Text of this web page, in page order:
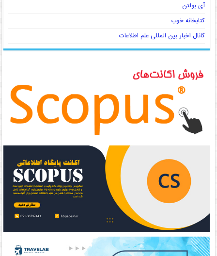
آی بولتن
کتابخانه خوب
کانال اخبار بین المللی علم اطلاعات